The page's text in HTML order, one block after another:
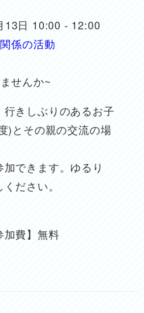
13日 10:00 - 12:00
係の活動
せんか~
きしぶりのあるお子
)とその親の交流の場
できます。ゆるり
ださい。
費】無料